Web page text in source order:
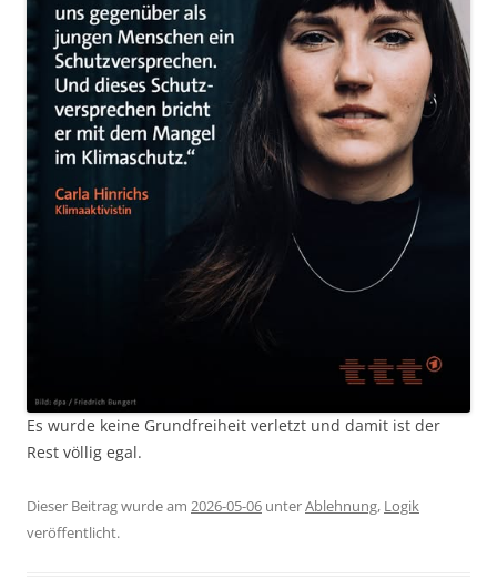
Es wurde keine Grundfreiheit verletzt und damit ist der
Rest völlig egal.
Dieser Beitrag wurde am 2026-05-06 unterAblehnung, Logik
veröffentlicht.